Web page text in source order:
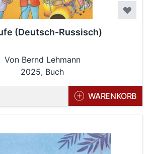
(Deutsch-Russisch)
Von Bernd Lehmann
2025, Buch
WARENKORB